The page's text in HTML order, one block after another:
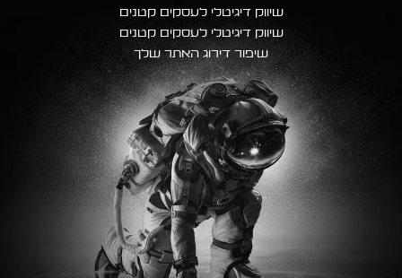
שיווק דיגיטלי לעסקים קטנים
שיווק דיגיטלי לעסקים קטנים
שיפור דירוג האתר שלך​